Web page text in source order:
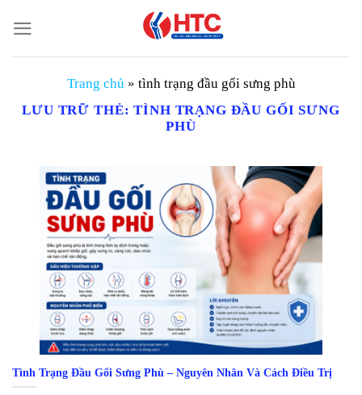
đến
nội
Trang chủ » tình trạng đầu gối sưng phù
LƯU TRỮ THẺ:TÌNH TRẠNG ĐẦU GỐI SƯNG
PHÙ
Tình Trạng Đầu Gối Sưng Phù – Nguyên Nhân Và Cách Điều Trị